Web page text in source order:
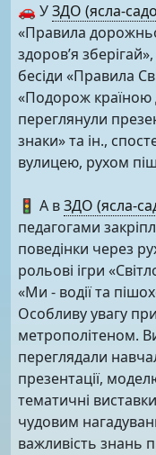
🚗 УЗДО (ясла-
«Правила
здоров’я
бесіди «Правила
«Подорож країною
переглянули
знаки» та ін.,
вулицею, рухом
🚦 А вЗДО (ясла-
педагогами
поведінки через
рольові ігри
«Ми - водії та
Особливу увагу
метрополітеном.
переглядали
презентації,
тематичні
чудовим
важливість знань